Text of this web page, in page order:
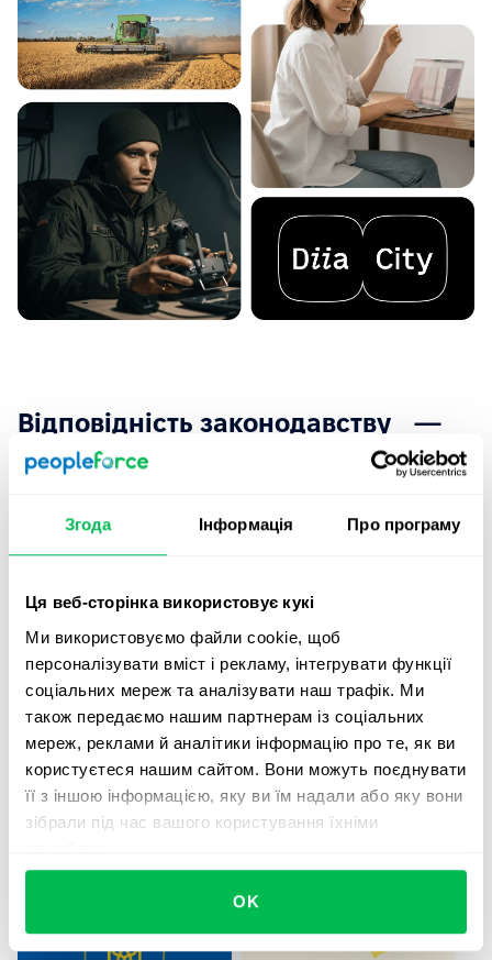
Згода Інформація Про програму
Ця веб-сторінка використовує кукі
Ми використовуємо файли cookie, щоб
персоналізувати вміст і рекламу, інтегрувати функції
соціальних мереж та аналізувати наш трафік. Ми
також передаємо нашим партнерам із соціальних
мереж, реклами й аналітики інформацію про те, як ви
користуєтеся нашим сайтом. Вони можуть поєднувати
її з іншою інформацією, яку ви їм надали або яку вони
зібрали під час вашого користування їхніми
OK
Відповідність законодавству —
без паперового хаосу
Юридична сила документів